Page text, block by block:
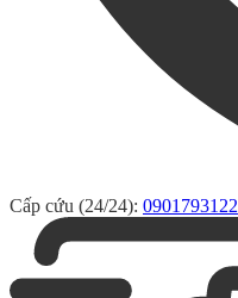
Cấp cứu (24/24): 0901793122